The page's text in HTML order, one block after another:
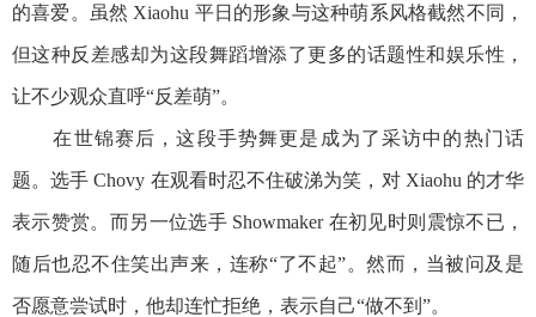
的喜爱。虽然 Xiaohu 平日的形象与这种萌系风格截然不同，
但这种反差感却为这段舞蹈增添了更多的话题性和娱乐性，
让不少观众直呼“反差萌”。
在世锦赛后，这段手势舞更是成为了采访中的热门话
题。选手 Chovy 在观看时忍不住破涕为笑，对 Xiaohu 的才华
表示赞赏。而另一位选手 Showmaker 在初见时则震惊不已，
随后也忍不住笑出声来，连称“了不起”。然而，当被问及是
否愿意尝试时，他却连忙拒绝，表示自己“做不到”。